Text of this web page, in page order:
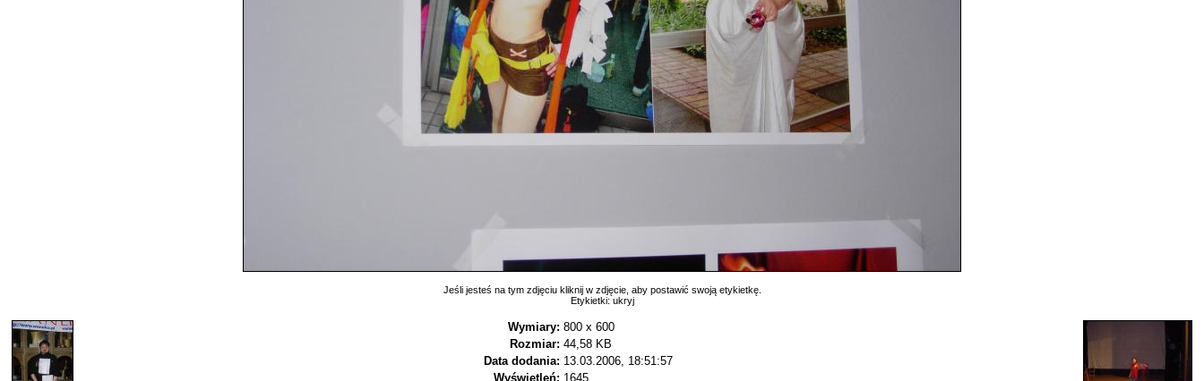
Jeśli jesteś na tym zdjęciu kliknij w zdjęcie, aby postawić swoją etykietkę.
Etykietki: ukryj
Wymiary: 800 x 600
Rozmiar: 44,58 KB
Data dodania: 13.03.2006, 18:51:57
Wyświetleń: 1645